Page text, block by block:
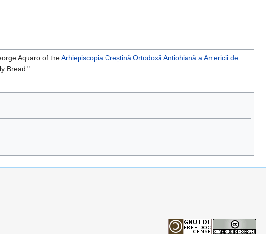
Aquaro of theArhiepiscopia Creștină Ortodoxă Antiohiană a Americii de
Bread."